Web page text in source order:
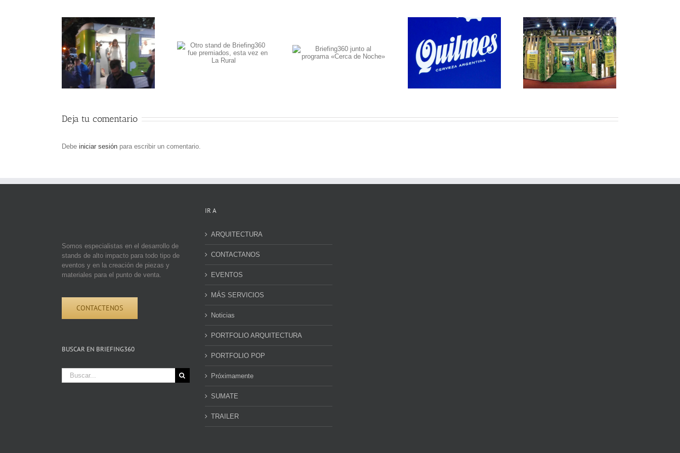
Otro stand de
Briefing360 fue
premiados, esta vez en
La Rural
Briefing360 junto al
programa «Cerca de
Los nuevos cajones de
Briefing360 premiada en
la Feria del Libro
Deja tu comentario
Debe iniciar sesión para escribir un comentario.
Somos especialistas en el desarrollo de
stands de alto impacto para todo tipo de
eventos y en la creación de piezas y
materiales para el punto de venta.
CONTACTENOS
BUSCAR EN BRIEFING360
Buscar:
IR A
ARQUITECTURA
CONTACTANOS
EVENTOS
MÁS SERVICIOS
Noticias
PORTFOLIO ARQUITECTURA
PORTFOLIO POP
Próximamente
SUMATE
TRAILER